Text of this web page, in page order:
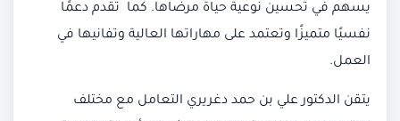
يسهم في تحسين نوعية حياة مرضاها. كما تقدم دعمًا
نفسيًا متميزًا وتعتمد على مهاراتها العالية وتفانيها في
العمل.
يتقن الدكتور علي بن حمد دغريري التعامل مع مختلف